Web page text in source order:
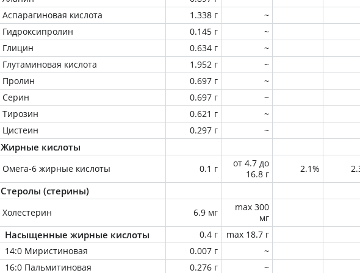
Аспарагиновая кислота
1.338 г
~
Гидроксипролин
0.145 г
~
Глицин
0.634 г
~
Глутаминовая кислота
1.952 г
~
Пролин
0.697 г
~
Серин
0.697 г
~
Тирозин
0.621 г
~
Цистеин
0.297 г ~
Жирные кислоты
Омега-6 жирные кислоты 0.1 г
от 4.7 до
16.8 г
2.1%
Стеролы (стерины)
Холестерин 6.9 мг
max 300
мг
Насыщенные жирные кислоты 0.4 г
max 18.7 г
14:0 Миристиновая
0.007 г
~
16:0 Пальмитиновая
0.276 г ~